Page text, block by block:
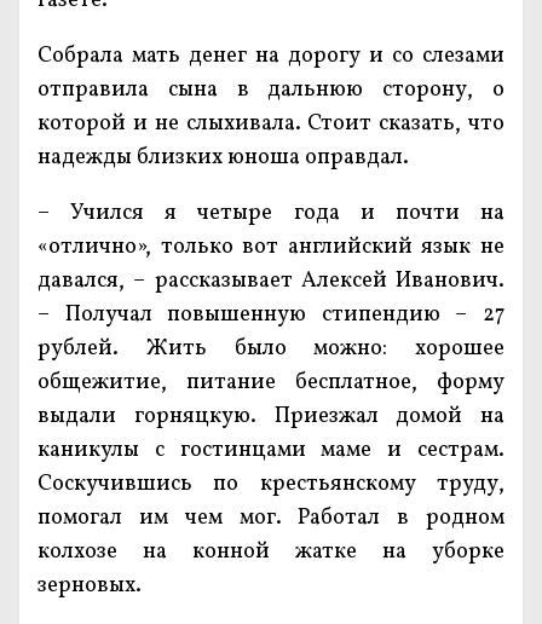
Собрала мать денег на дорогу и со слезами
отправила сына в дальнюю сторону, о
которой и не слыхивала. Стоит сказать, что
надежды близких юноша оправдал.
– Учился я четыре года и почти на
«отлично», только вот английский язык не
давался, – рассказывает Алексей Иванович.
– Получал повышенную стипендию – 27
рублей. Жить было можно: хорошее
общежитие, питание бесплатное, форму
выдали горняцкую. Приезжал домой на
каникулы с гостинцами маме и сестрам.
Соскучившись по крестьянскому труду,
помогал им чем мог. Работал в родном
колхозе на конной жатке на уборке
зерновых.